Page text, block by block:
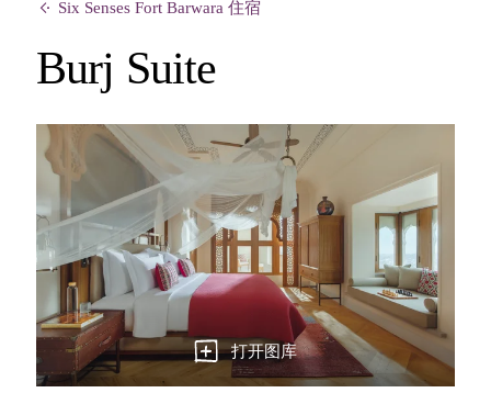
Six Senses Fort Barwara 住宿
Burj Suite
打开图库